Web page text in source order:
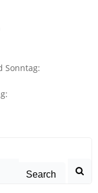
Sonntag: